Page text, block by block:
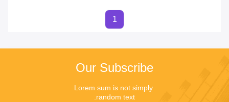
1
Our Subscribe
Lorem sum is not simply
random text.